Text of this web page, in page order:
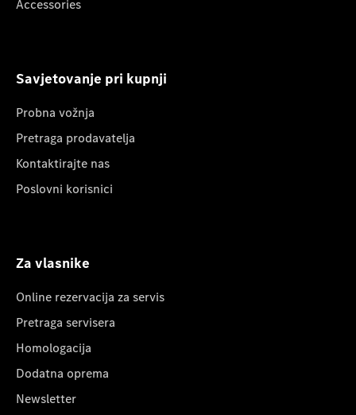
Accessories
Savjetovanje pri kupnji
Probna vožnja
Pretraga prodavatelja
Kontaktirajte nas
Poslovni korisnici
Za vlasnike
Online rezervacija za servis
Pretraga servisera
Homologacija
Dodatna oprema
Newsletter